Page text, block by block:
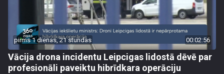
pirms 1 dienas, 21 stundas 00:02:56
Vācija drona incidentu Leipcigas lidostā dēvē par
profesionāli paveiktu hibrīdkara operāciju